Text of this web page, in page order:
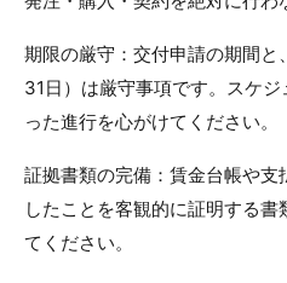
期限の厳守：交付申請の期間と
31日）は厳守事項です。スケ
った進行を心がけてください。
証拠書類の完備：賃金台帳や
したことを客観的に証明する
てください。